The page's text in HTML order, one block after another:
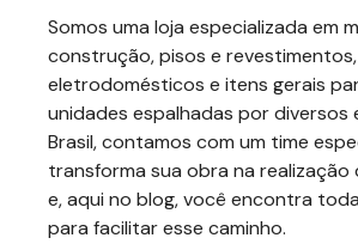
Somos uma loja especializada em
construção, pisos e revestimentos,
eletrodomésticos e itens gerais
unidades espalhadas por diversos
Brasil, contamos com um time
transforma sua obra na realização
e, aqui no blog, você encontra
para facilitar esse caminho.